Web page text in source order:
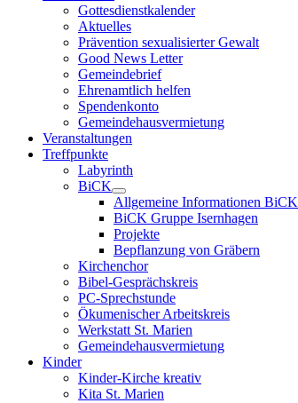
Gottesdienstkalender
Aktuelles
Prävention sexualisierter Gewalt
Good News Letter
Gemeindebrief
Ehrenamtlich helfen
Spendenkonto
Gemeindehausvermietung
Veranstaltungen
Treffpunkte
Labyrinth
BiCK
Allgemeine Informationen BiCK
BiCK Gruppe Isernhagen
Projekte
Bepflanzung von Gräbern
Kirchenchor
Bibel-Gesprächskreis
PC-Sprechstunde
Ökumenischer Arbeitskreis
Werkstatt St. Marien
Gemeindehausvermietung
Kinder
Kinder-Kirche kreativ
Kita St. Marien